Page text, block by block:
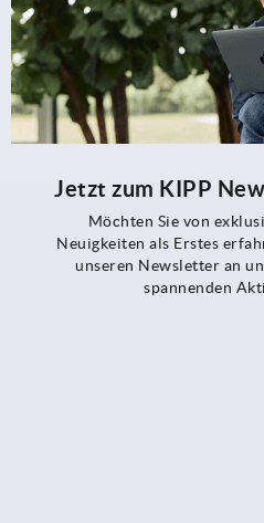
Jetzt zum KIPP
Möchten Sie von
Neuigkeiten als Erstes
unseren Newsletter an
spannenden